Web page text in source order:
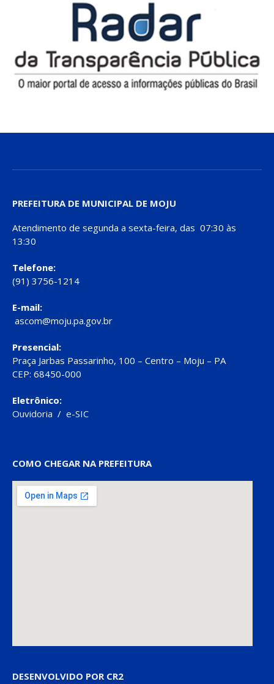
PREFEITURA DE MUNICIPAL DE MOJU
Atendimento de segunda a sexta-feira, das 07:30 às
13:30
Telefone:
(91) 3756-1214
E-mail:
ascom@moju.pa.gov.br
Presencial:
Praça Jarbas Passarinho, 100 – Centro – Moju – PA
CEP: 68450-000
Eletrônico:
Ouvidoria / e-SIC
COMO CHEGAR NA PREFEITURA
DESENVOLVIDO POR CR2